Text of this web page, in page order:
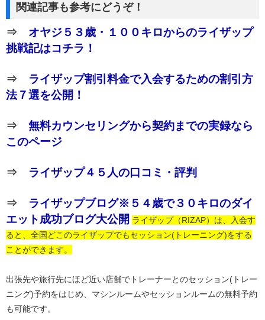
関連記事も参考にどうぞ！
⇒ オヤジ５３歳・１００キロからのライザップ
挑戦記はコチラ！
⇒ ライザップ割引料金で入会するための割引方
法７選を公開！
⇒ 無料カウンセリングから契約までの実録なら
このページ
⇒ ライザップ４５人の口コミ・評判
⇒ ライザップブログ※５４歳で３０キロのダイ
エット成功ブログ大公開 ライザップ（RIZAP）は、入会す
ると、全国どこのライザップでもセッション(トレーニング)をする
ことができます。
出張先や旅行先にほど近い店舗でトレーナーとのセッション(トレー
ニング)予約をはじめ、マシンルームやセッションルームの無料予約
も可能です。